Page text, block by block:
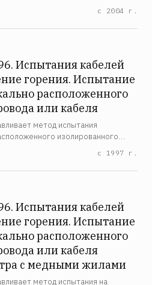
к ним, в том числе
пламени на кабели с целью
с 2004 г.
Испытания кабелей
горения. Испытание
расположенного
или кабеля
метод испытания
изолированного
горения и
испытания. Примечания 1
с 1997 г.
Испытания кабелей
горения. Испытание
расположенного
или кабеля
с медными жилами
метод испытания на